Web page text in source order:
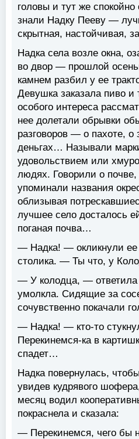
головы и тут же
знали Надку Пееву —
скрытная, настойчивая,
Надка села возле окна,
во двор — прошлой
камнем разбил у ее
Девушка заказала пиво и
особого интереса
нее долетали обрывки
разговоров — о пахоте,
деньгах… Называли
удовольствием или
людях. Говорили о
упоминали названия
облизывая
лучшее село досталось
поганая почва…
— Надка! — окликнули ее
столика. — Ты что, у
— У колодца, — ответила
умолкла. Сидящие за
сочувственно покачали
— Надка! — кто-то
Перекинемся-ка в
спадет…
Надка повернулась,
увидев кудрявого
месяц водил
покраснела и сказала:
— Перекинемся, чего бы